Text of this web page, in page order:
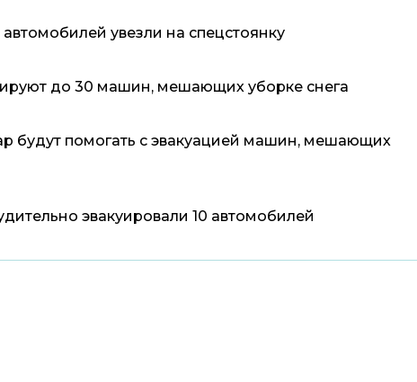
увезли на спецстоянку
до 30 машин, мешающих уборке снега
будут помогать с эвакуацией машин, мешающих
эвакуировали 10 автомобилей